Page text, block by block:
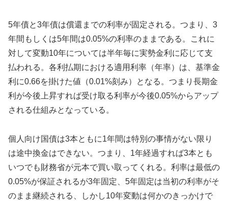
5年債と3年債は償還までの利率が固定される。つまり、3
年間もしくは5年間は0.05%の利率のままである。これに
対して変動10年については半年毎に実勢金利に応じて支
払われる。各利払期における適用利率（年率）は、基準金
利に0.66を掛けた値（0.01%刻み）となる。つまり長期金
利が今後上昇すれば受け取る利率が今後0.05%からアップ
される仕組みとなっている。
個人向け国債は3本ともに1年間は特別の事情がない限り
は途中換金はできない。つまり、1年経過すれば3本とも
いつでも財務省が元本で買い取ってくれる。利率は最低の
0.05%が保証されるが3年固定、5年固定は当初の利率がそ
のまま継続される、しかし10年変動は何かのきっかけで